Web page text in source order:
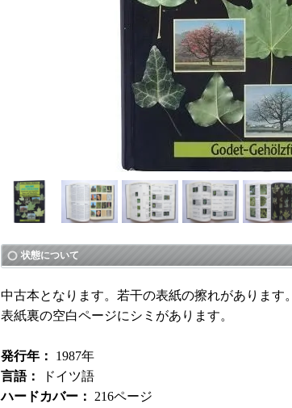
状態について
中古本となります。若干の表紙の擦れがあります。
表紙裏の空白ページにシミがあります。
発行年：
1987年
言語：
ドイツ語
ハードカバー：
216ページ